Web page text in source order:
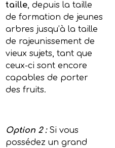
taille, depuis la taille
de formation de jeunes
arbres jusqu’à la taille
de rajeunissement de
vieux sujets, tant que
ceux-ci sont encore
capables de porter
des fruits.
Option 2 : Si vous
possédez un grand